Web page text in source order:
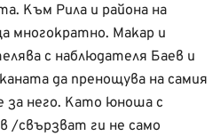
Към Рила и района на
многократно. Макар и
с наблюдателя Баев и
да пренощува на самия
за него. Като юноша с
/свързват ги не само